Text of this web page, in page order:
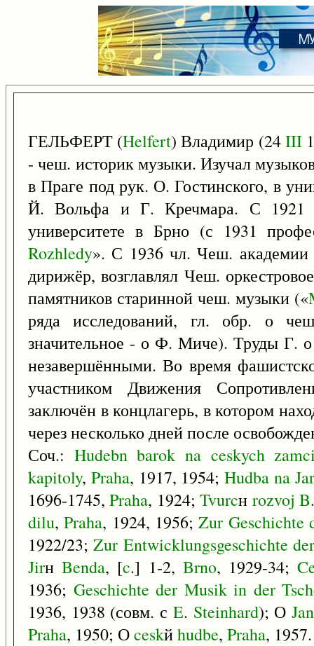
ГЕЛЬФЕРТ (Helfert) Владимир (24III
- чеш. историк музыки. Изучал
в Праге под рук. О. Гостинского, в
Й. Вольфа и Г. Кречмара. С 1921
университете в Брно (с 1931
Rozhledy». С 1936 чл. Чеш. академии
дирижёр, возглавлял Чеш.
памятников старинной чеш. музыки («
ряда исследований, гл. обр. о
значительное - о Ф. Миче). Труды Г.
незавершёнными. Во время
участником Движения
заключён в концлагерь, в котором
через несколько дней после
Соч.: Hudebn barok na ceskych
kapitoly, Praha, 1917, 1954;Hudba na
1696-1745,Praha, 1924;Tvurcн rozvoj B
dilu,Praha, 1924, 1956;Zur Geschichte
1922/23;Zur Entwicklungsgeschichte
JirнBenda, [c.] 1-2, Brno, 1929-34;
1936; Geschichte der Musik in der
1936, 1938 (совм. с E. Steinhard); О
Praha, 1950; Оceskйhudbe, Praha, 1957.